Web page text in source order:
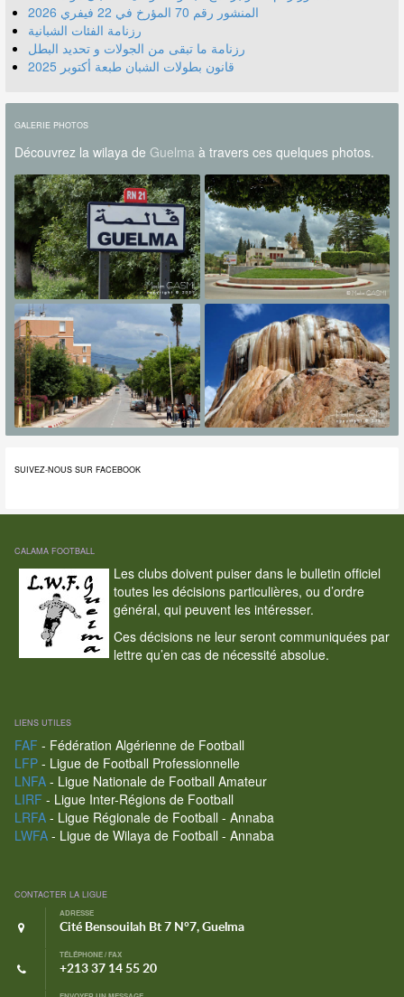
المنشور رقم 70 المؤرخ في 22 فيفري 2026
رزنامة الفئات الشبانية
رزنامة ما تبقى من الجولات و تحديد البطل
قانون بطولات الشبان طبعة أكتوبر 2025
GALERIE PHOTOS
Découvrez la wilaya de Guelmaà travers ces quelques photos.
SUIVEZ-NOUS SUR FACEBOOK
CALAMA FOOTBALL
Les clubs doivent puiser dans le bulletin officiel
toutes les décisions particulières, ou d’ordre
général, qui peuvent les intéresser.
Ces décisions ne leur seront communiquées par
lettre qu’en cas de nécessité absolue.
LIENS UTILES
FAF - Fédération Algérienne de Football
LFP- Ligue de Football Professionnelle
LNFA- Ligue Nationale de Football Amateur
LIRF - Ligue Inter-Régions de Football
LRFA- Ligue Régionale de Football - Annaba
LWFA- Ligue de Wilaya de Football - Annaba
CONTACTER LA LIGUE
ADRESSE
Cité Bensouilah Bt 7 N°7, Guelma
TÉLÉPHONE / FAX
+213 37 14 55 20